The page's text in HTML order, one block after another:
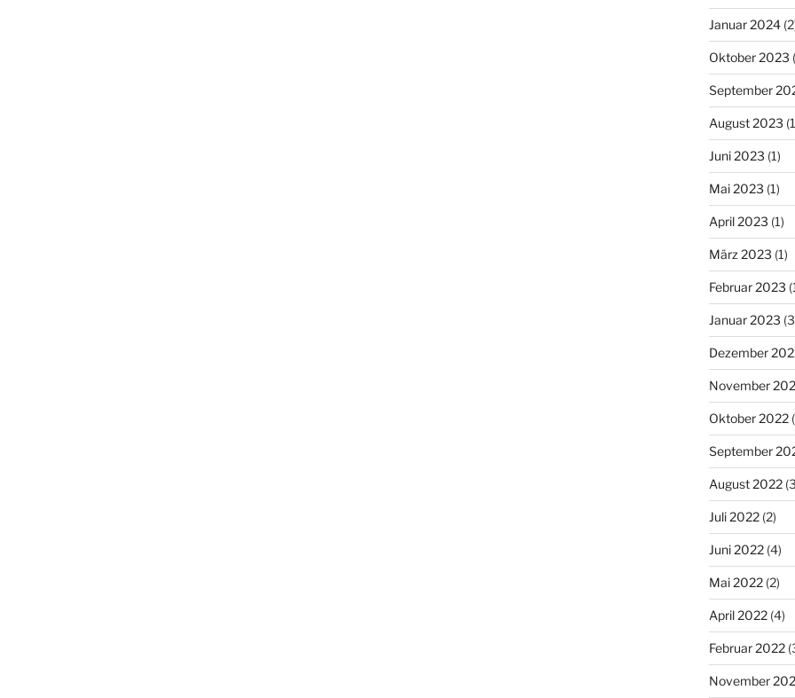
Januar 2024
Oktober 2023
September
August 2023
Juni 2023 (1)
Mai 2023 (1)
April 2023 (1)
März 2023 (1)
Februar 2023
Januar 2023
Dezember
November
Oktober 2022
September
August 2022
Juli 2022(2)
Juni 2022(4)
Mai 2022(2)
April 2022(4)
Februar 2022
November